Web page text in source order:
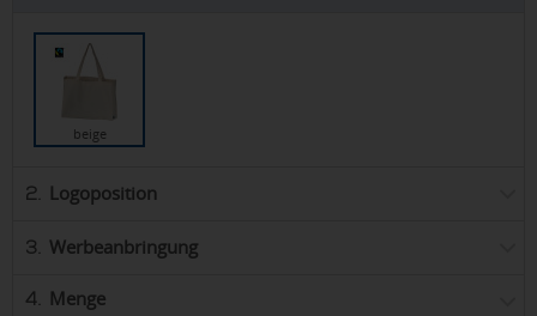
beige
2. Logoposition
3. Werbeanbringung
4. Menge